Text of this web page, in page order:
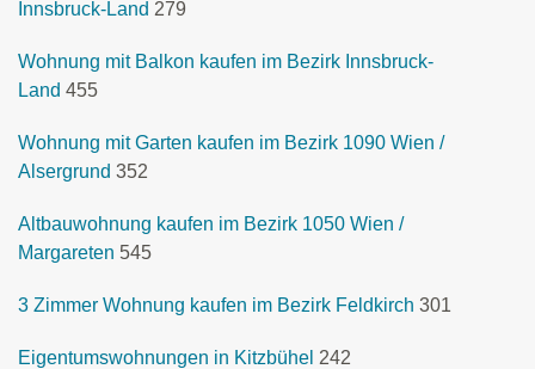
Innsbruck-Land 279
Wohnung mit Balkon kaufen im Bezirk Innsbruck-
Land 455
Wohnung mit Garten kaufen im Bezirk 1090 Wien /
Alsergrund 352
Altbauwohnung kaufen im Bezirk 1050 Wien /
Margareten 545
3 Zimmer Wohnung kaufen im Bezirk Feldkirch 301
Eigentumswohnungen in Kitzbühel 242